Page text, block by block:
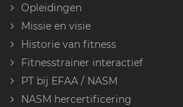
Opleidingen
Missie en visie
Historie van fitness
Fitnesstrainer interactief
PT bij EFAA / NASM
NASM hercertificering